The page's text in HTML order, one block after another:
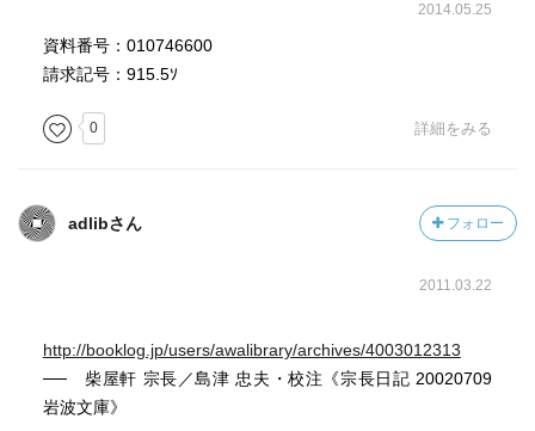
2014.05.25
資料番号：010746600
請求記号：915.5ｿ
0 詳細をみる
adlibさん フォロー
2011.03.22
http://booklog.jp/users/awalibrary/archives/4003012313
── 柴屋軒 宗長／島津 忠夫・校注《宗長日記 20020709
岩波文庫》